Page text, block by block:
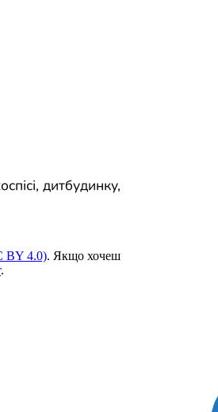
дитбудинку,
BY 4.0). Якщо хочеш
.